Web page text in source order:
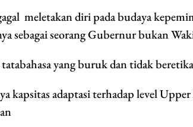
meletakan diri pada budaya
sebagai seorang Gubernur bukan
yang buruk dan tidak
kapsitas adaptasi terhadap level